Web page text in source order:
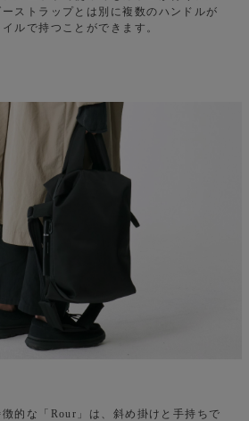
ストラップとは別に複数のハンドルが
ルで持つことができます。
的な「Rour」は、斜め掛けと手持ちで